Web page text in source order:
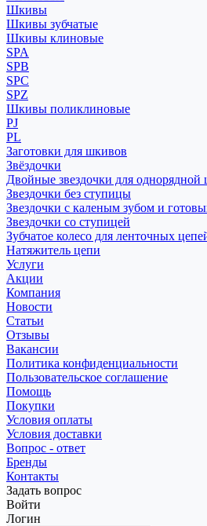
Шкивы
Шкивы зубчатые
Шкивы клиновые
SPA
SPB
SPC
SPZ
Шкивы поликлиновые
PJ
PL
Заготовки для шкивов
Звёздочки
Двойные звездочки для однорядной
Звездочки без ступицы
Звездочки с каленым зубом и
Звездочки со ступицей
Зубчатое колесо для ленточных
Натяжитель цепи
Услуги
Акции
Компания
Новости
Статьи
Отзывы
Вакансии
Политика конфиденциальности
Пользовательское соглашение
Помощь
Покупки
Условия оплаты
Условия доставки
Вопрос - ответ
Бренды
Контакты
Задать вопрос
Войти
Логин